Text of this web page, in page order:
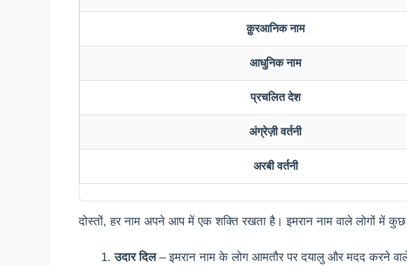
क़ुरआनिक नाम
आधुनिक नाम
प्रचलित देश
अंग्रेज़ी वर्तनी
अरबी वर्तनी
दोस्तों, हर नाम अपने आप में एक शक्ति रखता है। इमरान नाम वाले लोगों में
उदार दिल– इमरान नाम के लोग आमतौर पर दयालु और मदद करने